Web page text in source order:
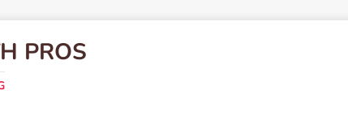
PROS